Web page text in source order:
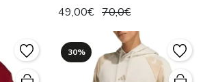
49,00€ 70,0€
30%